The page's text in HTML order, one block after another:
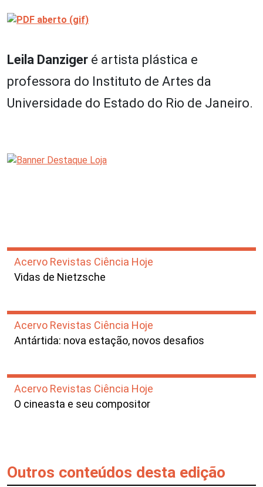
Leila Danziger é artista plástica e
professora do Instituto de Artes da
Universidade do Estado do Rio de Janeiro.
Acervo Revistas Ciência Hoje
Vidas de Nietzsche
Acervo Revistas Ciência Hoje
Antártida: nova estação, novos desafios
Acervo Revistas Ciência Hoje
O cineasta e seu compositor
Outros conteúdos desta edição